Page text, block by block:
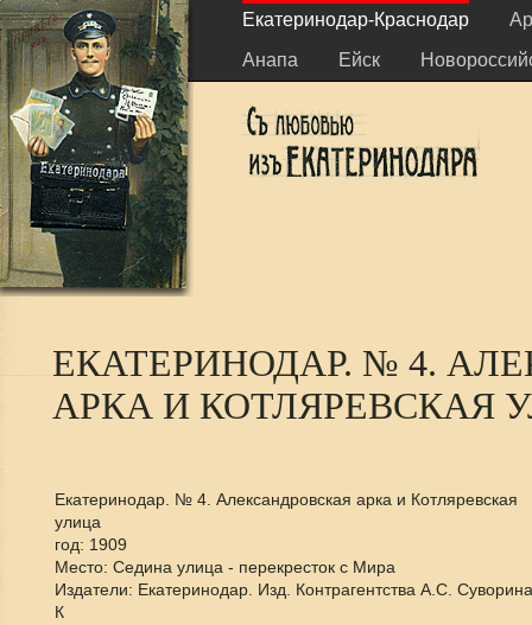
Екатеринодар-Краснодар
Анапа
Ейск
ЕКАТЕРИНОДАР. № 4.
АРКА И КОТЛЯРЕВСКАЯ
Екатеринодар. № 4. Александровская арка и Котляревская
улица
год: 1909
Место: Седина улица - перекресток с Мира
Издатели: Екатеринодар. Изд. Контрагентства А.С.
К